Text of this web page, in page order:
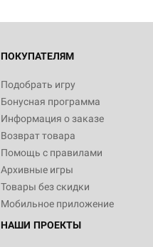
ПОКУПАТЕЛЯМ
Подобрать игру
Бонусная программа
Информация о заказе
Возврат товара
Помощь с правилами
Архивные игры
Товары без скидки
Мобильное приложение
НАШИ ПРОЕКТЫ